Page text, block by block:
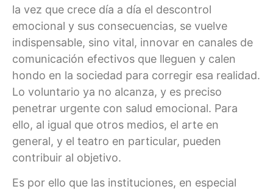
la vez que crece día a día el descontrol
emocional y sus consecuencias, se vuelve
indispensable, sino vital, innovar en canales de
comunicación efectivos que lleguen y calen
hondo en la sociedad para corregir esa realidad.
Lo voluntario ya no alcanza, y es preciso
penetrar urgente con salud emocional. Para
ello, al igual que otros medios, el arte en
general, y el teatro en particular, pueden
contribuir al objetivo.
Es por ello que las instituciones, en especial